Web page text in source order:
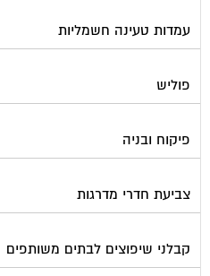
עמדות טעינה חשמליות
פוליש
פיקוח ובניה
צביעת חדרי מדרגות
קבלני שיפוצים לבתים משותפים